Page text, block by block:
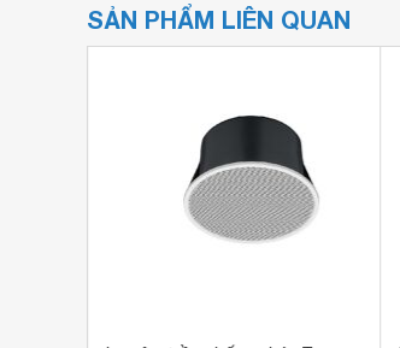
SẢN PHẨM LIÊN QUAN